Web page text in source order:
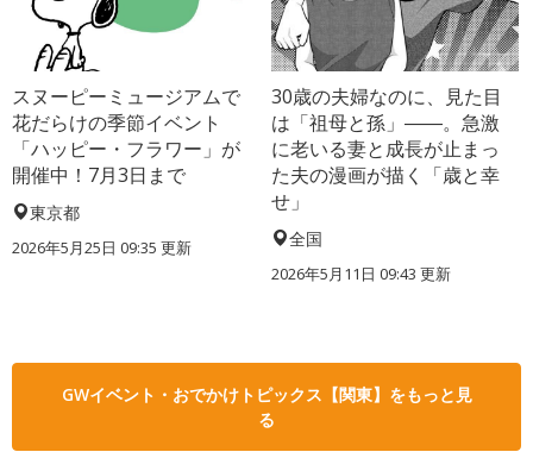
スヌーピーミュージアムで
花だらけの季節イベント
「ハッピー・フラワー」が
開催中！7月3日まで
東京都
2026年5月25日 09:35 更新
30歳の夫婦なのに、見た目
は「祖母と孫」――。急激
に老いる妻と成長が止まっ
た夫の漫画が描く「歳と幸
せ」
全国
2026年5月11日 09:43 更新
GWイベント・おでかけトピックス【関東】をもっと見
る